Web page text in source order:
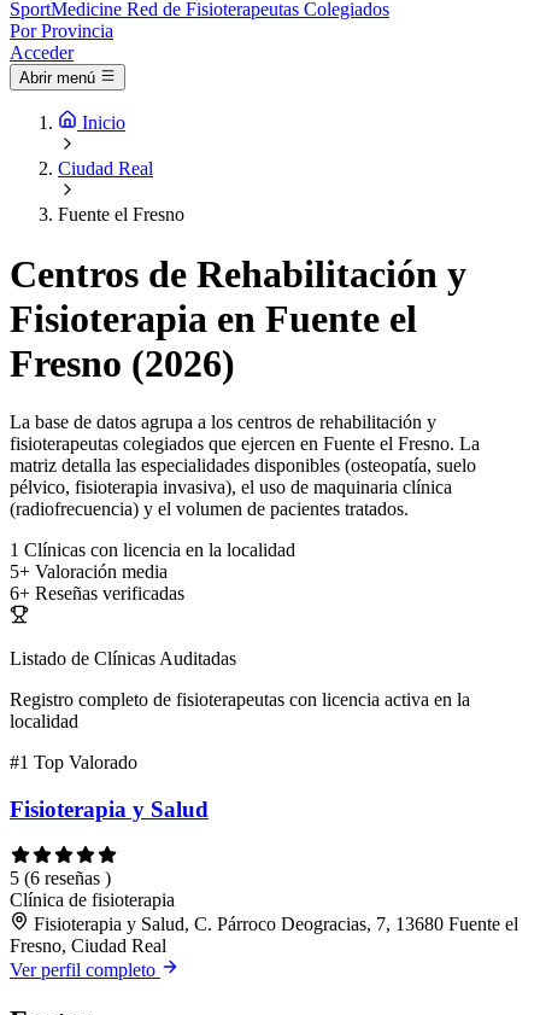
SportMedicine Red de Fisioterapeutas Colegiados
Por Provincia
Acceder
Abrir menú
Inicio
Ciudad Real
Fuente el Fresno
Centros de Rehabilitación y
Fisioterapia en Fuente el
Fresno (2026)
La base de datos agrupa a los centros de rehabilitación y
fisioterapeutas colegiados que ejercen en Fuente el Fresno. La
matriz detalla las especialidades disponibles (osteopatía, suelo
pélvico, fisioterapia invasiva), el uso de maquinaria clínica
(radiofrecuencia) y el volumen de pacientes tratados.
1 Clínicas con licencia en la localidad
5+ Valoración media
6+ Reseñas verificadas
Listado de Clínicas Auditadas
Registro completo de fisioterapeutas con licencia activa en la
localidad
#1 Top Valorado
Fisioterapia y Salud
5 (6 reseñas )
Clínica de fisioterapia
Fisioterapia y Salud, C. Párroco Deogracias, 7, 13680 Fuente el
Fresno, Ciudad Real
Ver perfil completo